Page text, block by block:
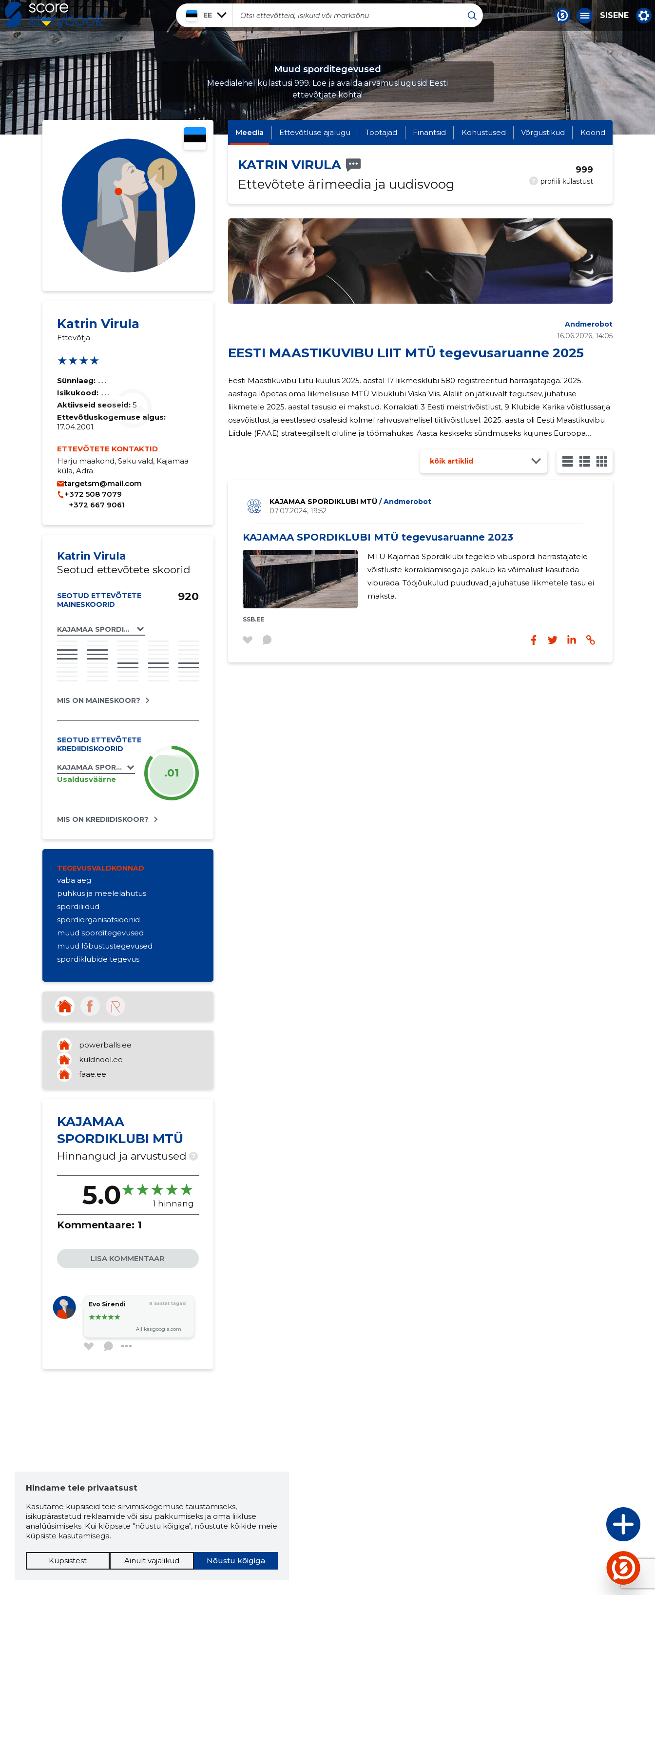
EE SISENE
Muud sporditegevused
Meedialehel külastusi 999. Loe ja avalda arvamuslugusid Eesti
ettevõtjate kohta!
Katrin Virula
Ettevõtja
★★★★
Sünniaeg: ......
Isikukood: ......
Aktiivseid seoseid: 5
Ettevõtluskogemuse algus:
17.04.2001
ETTEVÕTETE KONTAKTID
Harju maakond, Saku vald, Kajamaa
küla, Adra
targetsm@mail.com
+372 508 7079
+372 667 9061
Katrin Virula
Seotud ettevõtete skoorid
SEOTUD ETTEVÕTETE
MAINESKOORID
KAJAMAA SPORDIKLUBI MTÜ
920
MIS ON MAINESKOOR?
SEOTUD ETTEVÕTETE
KREDIIDISKOORID
KAJAMAA SPORDIKLUBI MTÜ
Usaldusväärne .01
MIS ON KREDIIDISKOOR?
TEGEVUSVALDKONNAD
vaba aeg
puhkus ja meelelahutus
spordiliidud
spordiorganisatsioonid
muud sporditegevused
muud lõbustustegevused
spordiklubide tegevus
powerballs.ee
kuldnool.ee
faae.ee
KAJAMAA
SPORDIKLUBI MTÜ
Hinnangud ja arvustused ?
5.0 1 hinnang
Kommentaare: 1
LISA KOMMENTAAR
Evo Sirendi 8 aastat tagasi
Allikas:google.com
Meedia Ettevõtluse ajalugu Töötajad Finantsid Kohustused Võrgustikud Koond
KATRIN VIRULA
Ettevõtete ärimeedia ja uudisvoog
? profiili külastust
999
EESTI MAASTIKUVIBU LIIT MTÜ tegevusaruanne 2025
16.06.2026, 14:05
Andmerobot
Eesti Maastikuvibu Liitu kuulus 2025. aastal 17 liikmesklubi 580 registreeritud harrasjatajaga. 2025.
aastaga lõpetas oma liikmelisuse MTÜ Vibuklubi Viska Viis. Alaliit on jätkuvalt tegutsev, juhatuse
liikmetele 2025. aastal tasusid ei makstud. Korraldati 3 Eesti meistrivõistlust, 9 Klubide Karika võistlussarja
osavõistlust ja eestlased osalesid kolmel rahvusvahelisel tiitlivõistlusel. 2025. aasta oli Eesti Maastikuvibu
Liidule (FAAE) strateegiliselt oluline ja töömahukas. Aasta keskseks sündmuseks kujunes Euroopa
kõik artiklid
KAJAMAA SPORDIKLUBI MTÜ / Andmerobot
07.07.2024, 19:52
KAJAMAA SPORDIKLUBI MTÜ tegevusaruanne 2023
SSB.EE
MTÜ Kajamaa Spordiklubi tegeleb vibuspordi harrastajatele
võistluste korraldamisega ja pakub ka võimalust kasutada
viburada. Tööjõukulud puuduvad ja juhatuse liikmetele tasu ei
maksta.
Hindame teie privaatsust
Kasutame küpsiseid teie sirvimiskogemuse täiustamiseks,
isikupärastatud reklaamide või sisu pakkumiseks ja oma liikluse
analüüsimiseks. Kui klõpsate "nõustu kõigiga", nõustute kõikide meie
küpsiste kasutamisega.
Nõustu kõigiga
Küpsistest Ainult vajalikud